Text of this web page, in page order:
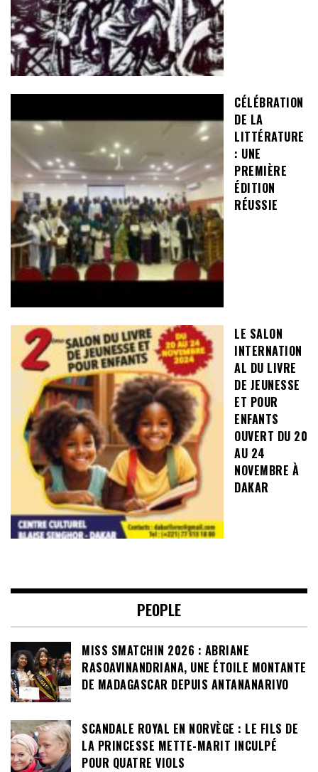
CÉLÉBRATION
DE LA
LITTÉRATURE
: UNE
PREMIÈRE
ÉDITION
RÉUSSIE
LE SALON
INTERNATION
AL DU LIVRE
DE JEUNESSE
ET POUR
ENFANTS
OUVERT DU 20
AU 24
NOVEMBRE À
DAKAR
PEOPLE
MISS SMATCHIN 2026 : ABRIANE
RASOAVINANDRIANA, UNE ÉTOILE MONTANTE
DE MADAGASCAR DEPUIS ANTANANARIVO
SCANDALE ROYAL EN NORVÈGE : LE FILS DE
LA PRINCESSE METTE-MARIT INCULPÉ
POUR QUATRE VIOLS